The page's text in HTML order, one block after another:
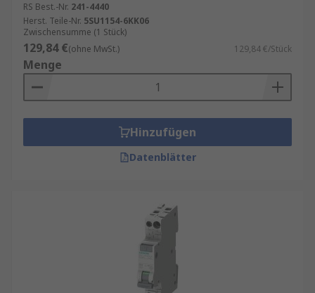
RS Best.-Nr. 241-4440
Herst. Teile-Nr. 5SU1154-6KK06
Zwischensumme (1 Stück)
129,84 €(ohne MwSt.) 129,84 €/Stück
Menge
Hinzufügen
Datenblätter